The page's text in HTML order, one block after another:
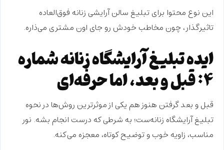
این نوع محتوا برای تبلیغ سالن آرایشی زنانه فوق‌العاده
تاثیرگذار، چون مخاطب خودش رو جای اون مشتری می‌ذاره.
ایده تبلیغ آرایشگاه زنانه شماره
۴: قبل و بعد، اما حرفه‌ای
قبل و بعد گرفتن هنوز هم یکی از موثرترین روش‌ها درنحوه
تبلیغ آرایشگاه زنانه‌ست؛ به شرطی که درست انجام بشه. نور
مناسب، زاویه خوب و توضیح کوتاه، معجزه می‌کنه.